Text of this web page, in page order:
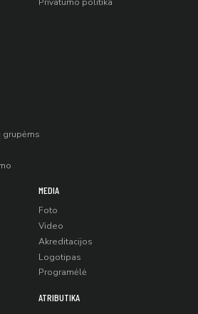
Privatumo politika
grupėms
MEDIA
Foto
Video
Akreditacijos
Logotipas
Programėlė
ATRIBUTIKA